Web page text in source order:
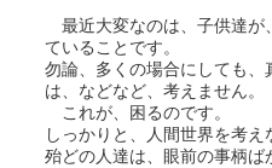
最近大変なのは、子供達が
ていることです。
勿論、多くの場合にしても
は、などなど、考えません。
これが、困るのです。
しっかりと、人間世界を考
殆どの人達は、眼前の事柄ば